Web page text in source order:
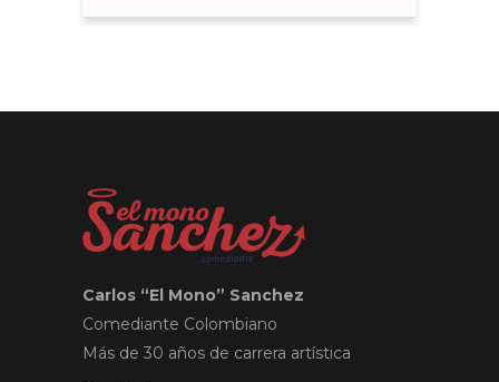
Carlos “El Mono” Sanchez
Comediante Colombiano
Más de 30 años de carrera artística